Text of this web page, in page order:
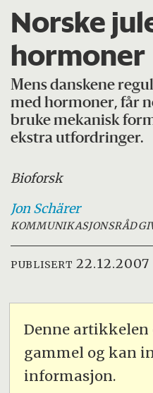
Norske
hormoner
Mens danskene
med hormoner, får
bruke mekanisk
ekstra utfordringer.
Bioforsk
Jon Schärer
PUBLISERT
Denne artikkelen
gammel og kan
informasjon.